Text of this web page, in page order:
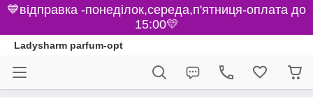
💙відправка -понеділок,середа,п'ятниця-оплата до
15:00💛
Ladysharm parfum-opt